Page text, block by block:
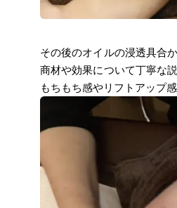
その後のオイルの浸透具合
商材や効果について丁寧な
もちもち感やリフトアップ